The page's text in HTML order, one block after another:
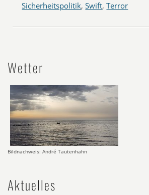
Sicherheitspolitik,Swift,Terror
Wetter
Bildnachweis: André Tautenhahn
Aktuelles